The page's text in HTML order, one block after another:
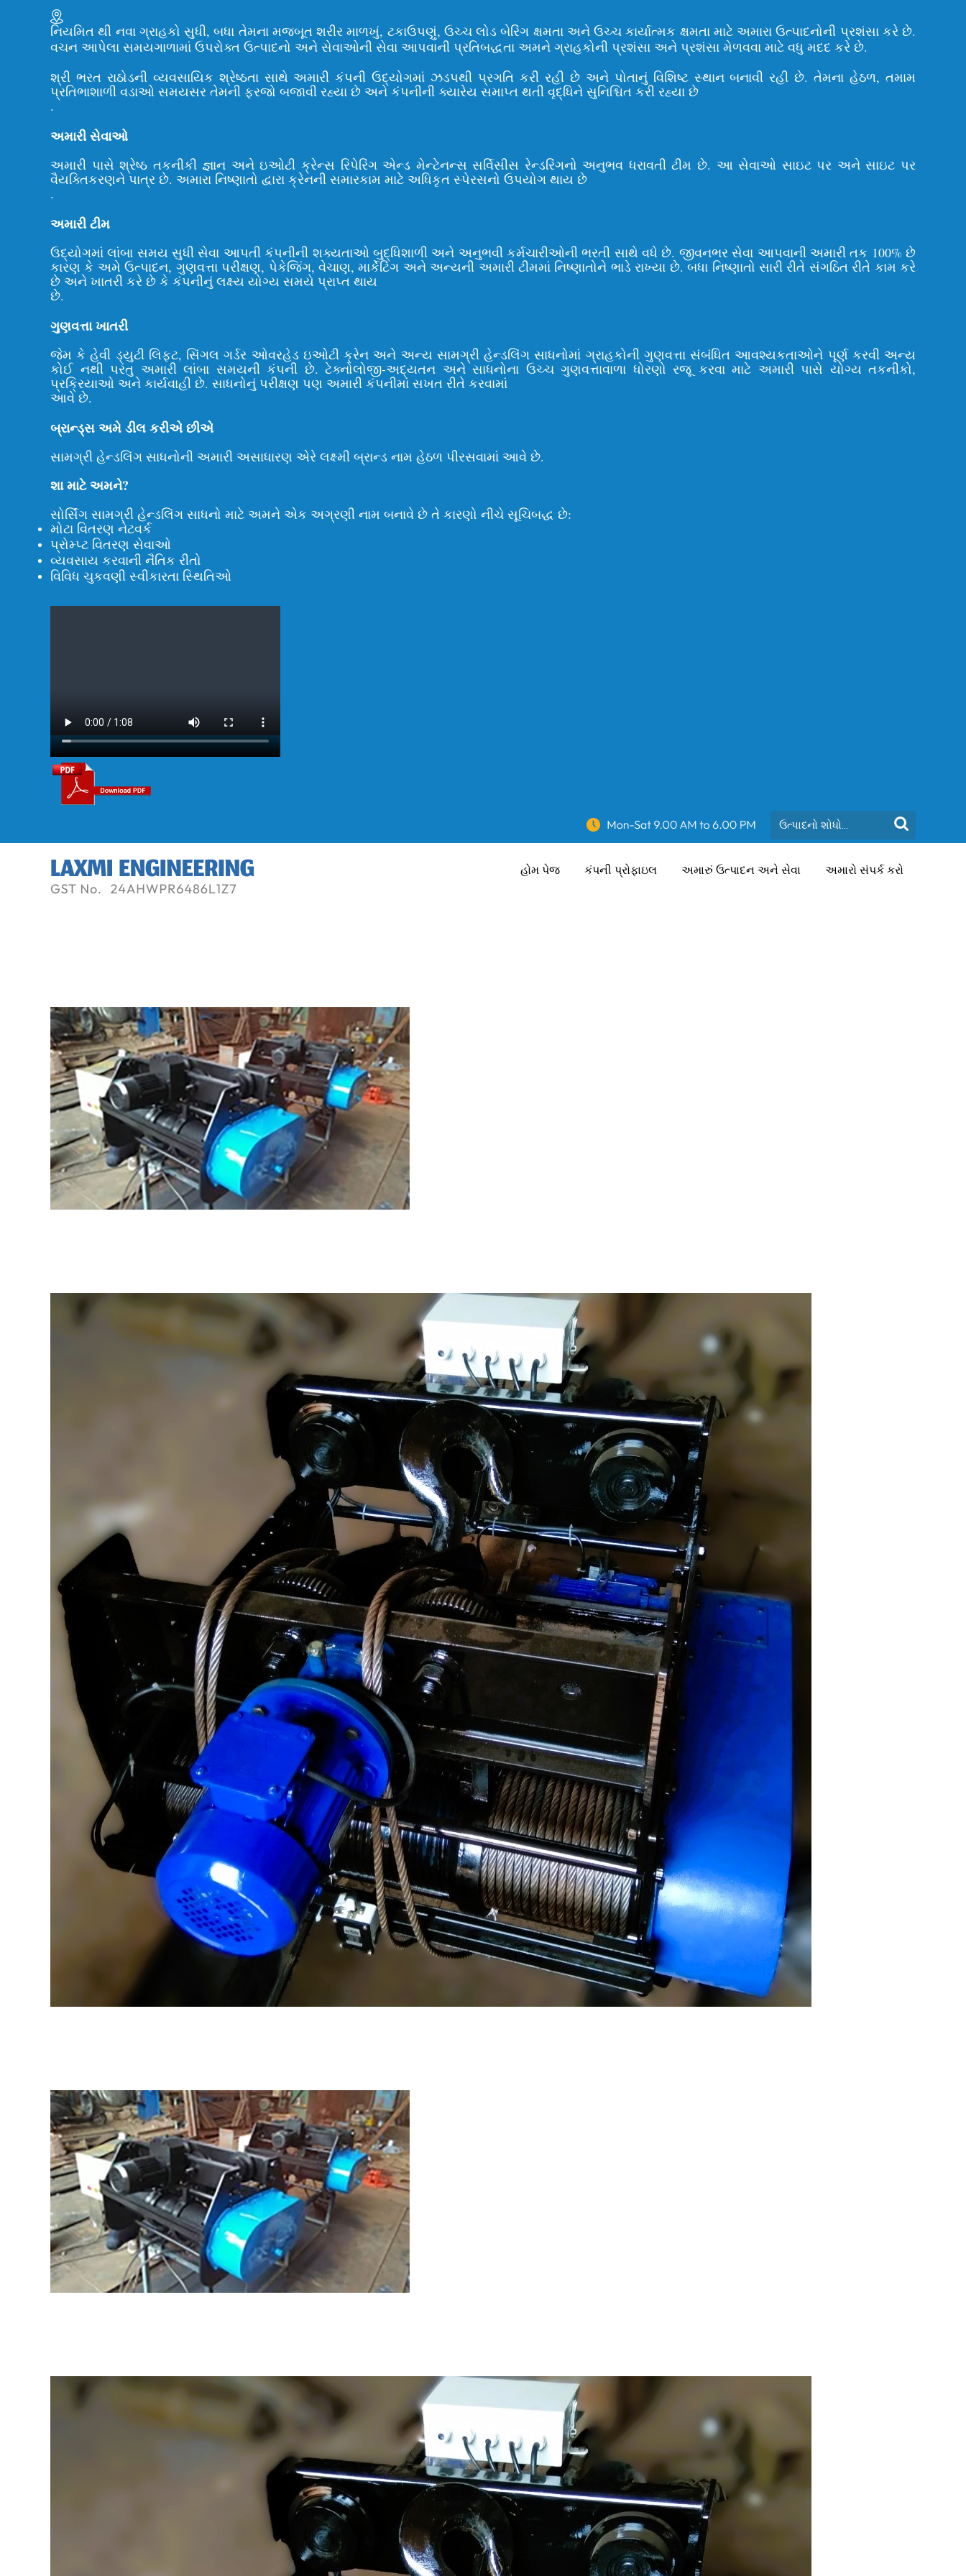
નિયમિત થી નવા ગ્રાહકો સુધી, બધા તેમના મજબૂત શરીર માળખું, ટકાઉપણું, ઉચ્ચ લોડ બેરિંગ ક્ષમતા અને ઉચ્ચ કાર્યાત્મક ક્ષમતા માટે અમારા ઉત્પાદનોની પ્રશંસા કરે છે.
વચન આપેલા સમયગાળામાં ઉપરોક્ત ઉત્પાદનો અને સેવાઓની સેવા આપવાની પ્રતિબદ્ધતા અમને ગ્રાહકોની પ્રશંસા અને પ્રશંસા મેળવવા માટે વધુ મદદ કરે છે.
શ્રી ભરત રાઠોડની વ્યવસાયિક શ્રેષ્ઠતા સાથે અમારી કંપની ઉદ્યોગમાં ઝડપથી પ્રગતિ કરી રહી છે અને પોતાનું વિશિષ્ટ સ્થાન બનાવી રહી છે. તેમના હેઠળ, તમામ
પ્રતિભાશાળી વડાઓ સમયસર તેમની ફરજો બજાવી રહ્યા છે અને કંપનીની ક્યારેય સમાપ્ત થતી વૃદ્ધિને સુનિશ્ચિત કરી રહ્યા છે
.
અમારી સેવાઓ
અમારી પાસે શ્રેષ્ઠ તકનીકી જ્ઞાન અને ઇઓટી ક્રેન્સ રિપેરિંગ એન્ડ મેન્ટેનન્સ સર્વિસીસ રેન્ડરિંગનો અનુભવ ધરાવતી ટીમ છે. આ સેવાઓ સાઇટ પર અને સાઇટ પર
વૈયક્તિકરણને પાત્ર છે. અમારા નિષ્ણાતો દ્વારા ક્રેનની સમારકામ માટે અધિકૃત સ્પેરસનો ઉપયોગ થાય છે
.
અમારી ટીમ
ઉદ્યોગમાં લાંબા સમય સુધી સેવા આપતી કંપનીની શક્યતાઓ બુદ્ધિશાળી અને અનુભવી કર્મચારીઓની ભરતી સાથે વધે છે. જીવનભર સેવા આપવાની અમારી તક 100% છે
કારણ કે અમે ઉત્પાદન, ગુણવત્તા પરીક્ષણ, પેકેજિંગ, વેચાણ, માર્કેટિંગ અને અન્યની અમારી ટીમમાં નિષ્ણાતોને ભાડે રાખ્યા છે. બધા નિષ્ણાતો સારી રીતે સંગઠિત રીતે કામ કરે
છે અને ખાતરી કરે છે કે કંપનીનું લક્ષ્ય યોગ્ય સમયે પ્રાપ્ત થાય
છે.
ગુણવત્તા ખાતરી
જેમ કે હેવી ડ્યુટી લિફ્ટ, સિંગલ ગર્ડર ઓવરહેડ ઇઓટી ક્રેન અને અન્ય સામગ્રી હેન્ડલિંગ સાધનોમાં ગ્રાહકોની ગુણવત્તા સંબંધિત આવશ્યકતાઓને પૂર્ણ કરવી અન્ય
કોઈ નથી પરંતુ અમારી લાંબા સમયની કંપની છે. ટેક્નોલોજી-અદ્યતન અને સાધનોના ઉચ્ચ ગુણવત્તાવાળા ધોરણો રજૂ કરવા માટે અમારી પાસે યોગ્ય તકનીકો,
પ્રક્રિયાઓ અને કાર્યવાહી છે. સાધનોનું પરીક્ષણ પણ અમારી કંપનીમાં સખત રીતે કરવામાં
આવે છે.
બ્રાન્ડ્સ અમે ડીલ કરીએ છીએ
સામગ્રી હેન્ડલિંગ સાધનોની અમારી અસાધારણ એરે લક્ષ્મી બ્રાન્ડ નામ હેઠળ પીરસવામાં આવે છે.
શા માટે અમને?
સોર્સિંગ સામગ્રી હેન્ડલિંગ સાધનો માટે અમને એક અગ્રણી નામ બનાવે છે તે કારણો નીચે સૂચિબદ્ધ છે:
મોટા વિતરણ નેટવર્ક
પ્રોમ્પ્ટ વિતરણ સેવાઓ
વ્યવસાય કરવાની નૈતિક રીતો
વિવિધ ચુકવણી સ્વીકારતા સ્થિતિઓ
હોમ પેજ કંપની પ્રોફાઇલ અમારું ઉત્પાદન અને સેવા અમારો સંપર્ક કરો